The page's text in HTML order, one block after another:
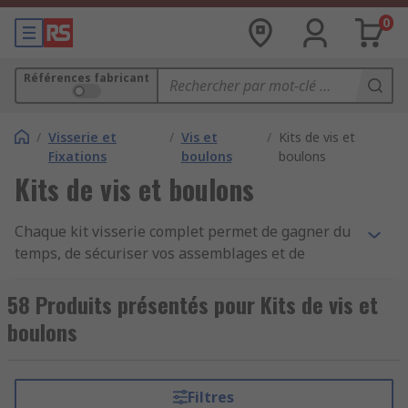
0
Références fabricant
/ Visserie et
Fixations
/ Vis et
boulons
/ Kits de vis et
boulons
Kits de vis et boulons
Chaque kit visserie complet permet de gagner du
temps, de sécuriser vos assemblages et de
Le kit visserie est un produit indispensable pour
le montage, la réparation et l’entretien de vos
de boulons regroupe dans une même boîte
l’ensemble des pièces nécessaires : vis, boulon,
58 Produits présentés pour Kits de vis et
boulons
Filtres